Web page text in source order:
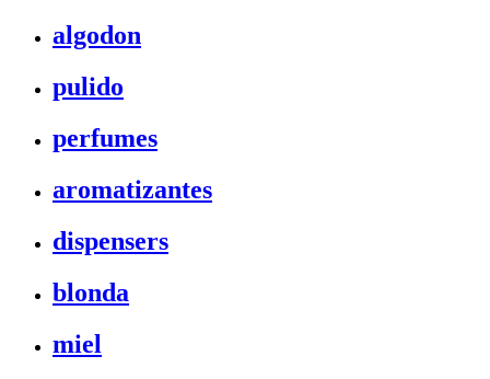
algodon
pulido
perfumes
aromatizantes
dispensers
blonda
miel